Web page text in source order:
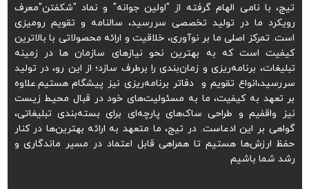
تیج، با نامی الهام گرفته از "اولین جوانه" و نماد "شکفتن"معرف
رویکرد ما در تولید تخصصی سررسید، سالنامه و تقویم رومیزی
است. تمرکز اصلی ما بر نوآوری، خلاقیت و ارائه محصولاتی با بالاترین
کیفیت است که به بهترین نحو نیازهای سازمان ها در زمینه
تبلیغات، برنامه‌ریزی و زمان‌بندی را برطرف سازد؛ از این رو، در تولید
سررسید،انواع تقویم و دفاتر برنامه‌ریزی نیز پیشگام هستیم.علاوه
بر تعهد به کیفیت، ما به مسئولیت‌های خود در قبال محیط زیست
نیز واقفیم و طراحی ساک‌های پارچه‌ای برای بسته‌بندی تبلیغاتی،
گواهی بر این ادعاست. در تیج، ما متعهد به ارائه بهترین‌ها در کنار
حفظ ارزش‌ها هستیم تا همراهی قابل اعتماد در مسیر ماندگاری و
رشد شما باشیم